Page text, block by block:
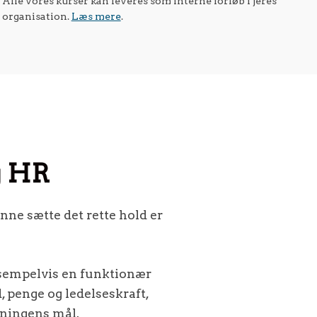
organisation. Læs mere.
HR
sætte det rette hold er
en funktionær
og ledelseskraft,
mål.